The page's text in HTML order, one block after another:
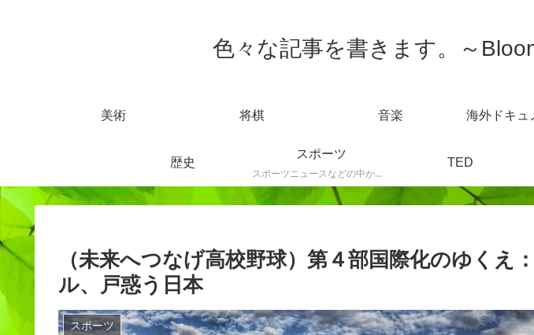
色々な記事を書きます。～
美術 将棋 音楽 海外ドキュ
歴史
スポーツ
スポーツニュースなどの中から感じた事を書きます。
TED
（未来へつなげ高校野球）第４部国際化のゆく
ル、戸惑う日本
スポーツ